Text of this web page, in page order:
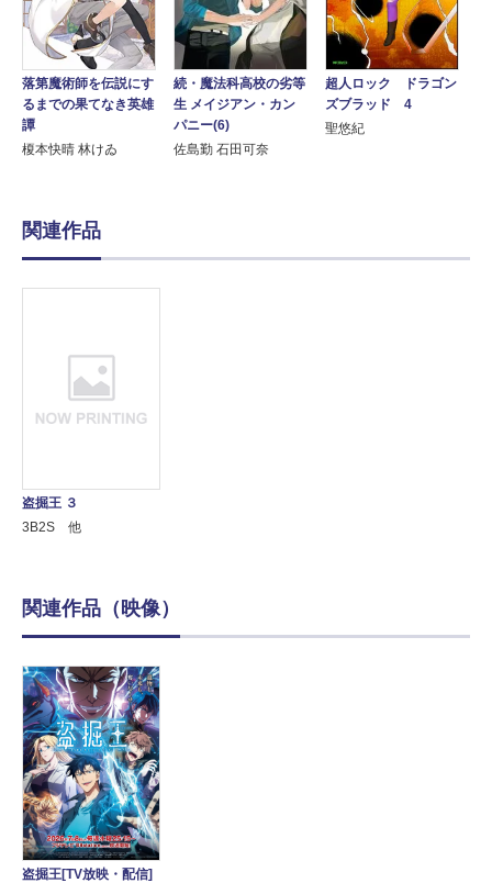
落第魔術師を伝説にす
るまでの果てなき英雄
譚
榎本快晴 林けゐ
続・魔法科高校の劣等
生 メイジアン・カン
パニー(6)
佐島勤 石田可奈
超人ロック ドラゴン
ズブラッド 4
聖悠紀
関連作品
盗掘王 ３
3B2S 他
関連作品（映像）
盗掘王[TV放映・配信]